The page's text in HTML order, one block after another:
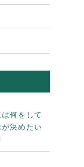
何をして
決めたい